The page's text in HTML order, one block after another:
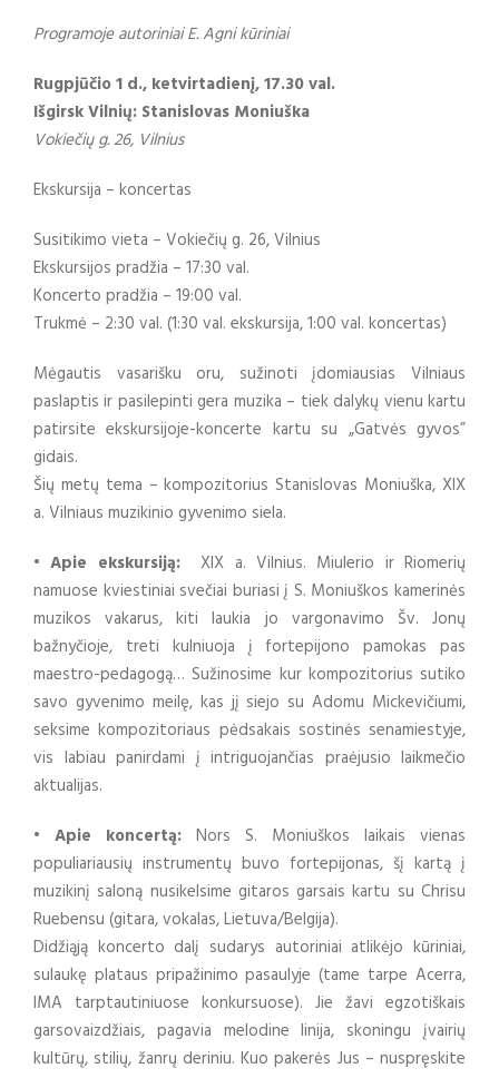
Programoje autoriniai E. Agni kūriniai
Rugpjūčio 1 d., ketvirtadienį, 17.30 val.
Išgirsk Vilnių: Stanislovas Moniuška
Vokiečių g. 26, Vilnius
Ekskursija – koncertas
Susitikimo vieta – Vokiečių g. 26, Vilnius
Ekskursijos pradžia – 17:30 val.
Koncerto pradžia – 19:00 val.
Trukmė – 2:30 val. (1:30 val. ekskursija, 1:00 val. koncertas)
Mėgautis vasarišku oru, sužinoti įdomiausias Vilniaus
paslaptis ir pasilepinti gera muzika – tiek dalykų vienu kartu
patirsite ekskursijoje-koncerte kartu su „Gatvės gyvos”
gidais.
Šių metų tema – kompozitorius Stanislovas Moniuška, XIX
a. Vilniaus muzikinio gyvenimo siela.
• Apie ekskursiją:XIX a. Vilnius. Miulerio ir Riomerių
namuose kviestiniai svečiai buriasi į S. Moniuškos kamerinės
muzikos vakarus, kiti laukia jo vargonavimo Šv. Jonų
bažnyčioje, treti kulniuoja į fortepijono pamokas pas
maestro-pedagogą… Sužinosime kur kompozitorius sutiko
savo gyvenimo meilę, kas jį siejo su Adomu Mickevičiumi,
seksime kompozitoriaus pėdsakais sostinės senamiestyje,
vis labiau panirdami į intriguojančias praėjusio laikmečio
aktualijas.
• Apie koncertą: Nors S. Moniuškos laikais vienas
populiariausių instrumentų buvo fortepijonas, šį kartą į
muzikinį saloną nusikelsime gitaros garsais kartu su Chrisu
Ruebensu (gitara, vokalas, Lietuva/Belgija).
Didžiąją koncerto dalį sudarys autoriniai atlikėjo kūriniai,
sulaukę plataus pripažinimo pasaulyje (tame tarpe Acerra,
IMA tarptautiniuose konkursuose). Jie žavi egzotiškais
garsovaizdžiais, pagavia melodine linija, skoningu įvairių
kultūrų, stilių, žanrų deriniu. Kuo pakerės Jus – nuspręskite